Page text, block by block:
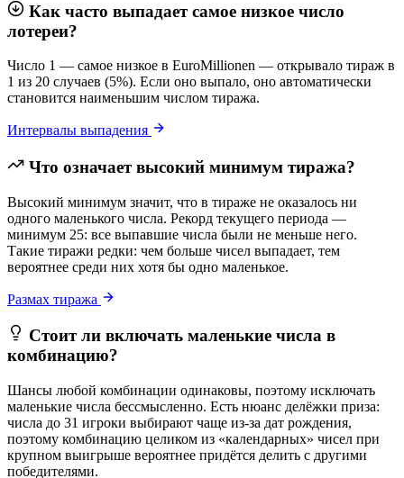
Как часто выпадает самое низкое число
лотереи?
Число 1 — самое низкое в EuroMillionen — открывало тираж в
1 из 20 случаев (5%). Если оно выпало, оно автоматически
становится наименьшим числом тиража.
Интервалы выпадения
Что означает высокий минимум тиража?
Высокий минимум значит, что в тираже не оказалось ни
одного маленького числа. Рекорд текущего периода —
минимум 25: все выпавшие числа были не меньше него.
Такие тиражи редки: чем больше чисел выпадает, тем
вероятнее среди них хотя бы одно маленькое.
Размах тиража
Стоит ли включать маленькие числа в
комбинацию?
Шансы любой комбинации одинаковы, поэтому исключать
маленькие числа бессмысленно. Есть нюанс делёжки приза:
числа до 31 игроки выбирают чаще из-за дат рождения,
поэтому комбинацию целиком из «календарных» чисел при
крупном выигрыше вероятнее придётся делить с другими
победителями.